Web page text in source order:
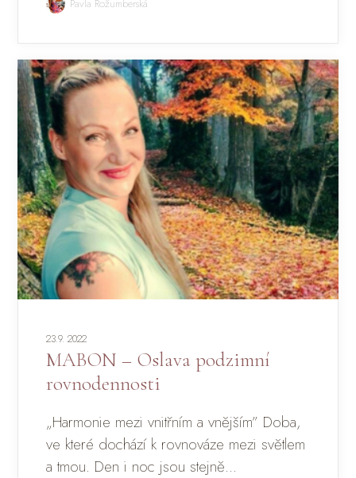
Pavla Rožumberská
23.9. 2022
MABON – Oslava podzimní
rovnodennosti
„Harmonie mezi vnitřním a vnějším” Doba,
ve které dochází k rovnováze mezi světlem
a tmou. Den i noc jsou stejně...